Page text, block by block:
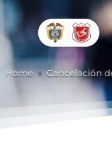
Home 9 Cancelación